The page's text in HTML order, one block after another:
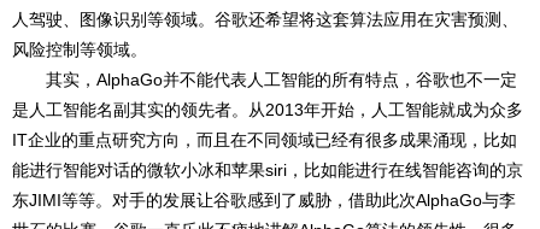
人驾驶、图像识别等领域。谷歌还希望将这套算法应用在灾害预测、
风险控制等领域。
其实，AlphaGo并不能代表人工智能的所有特点，谷歌也不一定
是人工智能名副其实的领先者。从2013年开始，人工智能就成为众多
IT企业的重点研究方向，而且在不同领域已经有很多成果涌现，比如
能进行智能对话的微软小冰和苹果siri，比如能进行在线智能咨询的京
东JIMI等等。对手的发展让谷歌感到了威胁，借助此次AlphaGo与李